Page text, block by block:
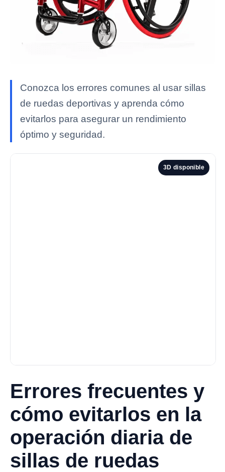
Conozca los errores comunes al usar sillas
de ruedas deportivas y aprenda cómo
evitarlos para asegurar un rendimiento
óptimo y seguridad.
3D disponible
Errores frecuentes y
cómo evitarlos en la
operación diaria de
sillas de ruedas